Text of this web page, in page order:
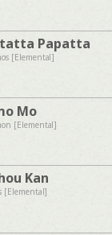
Papatta
[Elemental]
Mo
[Elemental]
Kan
[Elemental]